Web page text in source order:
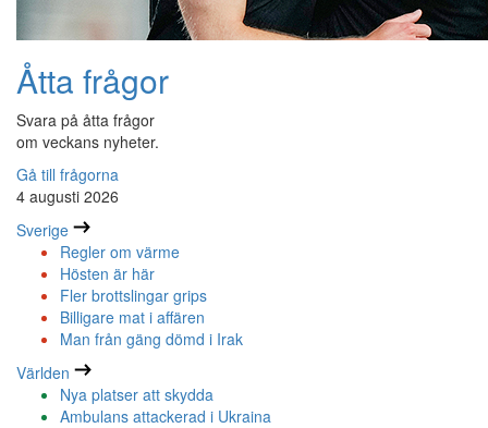
Åtta frågor
Svara på åtta frågor
om veckans nyheter.
Gå till frågorna
4 augusti 2026
Sverige
Regler om värme
Hösten är här
Fler brottslingar grips
Billigare mat i affären
Man från gäng dömd i Irak
Världen
Nya platser att skydda
Ambulans attackerad i Ukraina